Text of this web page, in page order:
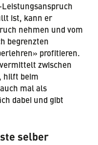
ist, kann er
nehmen und vom
begrenzten
profitieren.
zwischen
hilft beim
mal als
dabei und gibt
selber